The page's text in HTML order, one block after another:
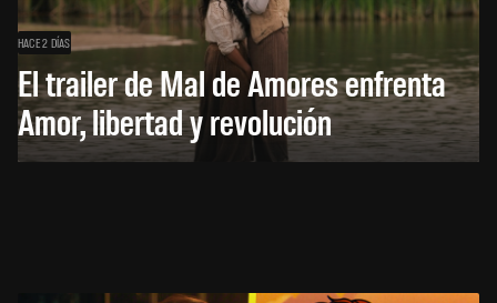
HACE 2 DÍAS
El trailer de Mal de Amores enfrenta
Amor, libertad y revolución